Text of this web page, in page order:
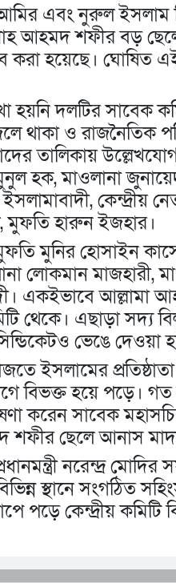
এবং নুরুল ইসলাম
আহমদ শফীর বড়
করা হয়েছে।
হয়নি দলটির
থাকা ও রাজনৈতিক
তালিকায়
হক, মাওলানা
কেন্দ্রীয়
মুফতি হারুন ইজহার।
মুনির হোসাইন
লোকমান মাজহারী,
একইভাবে আল্লামা
থেকে। এছাড়া সদ্য
ভেঙে দেওয়া
ইসলামের
বিভক্ত হয়ে পড়ে।
করেন সাবেক
শফীর ছেলে আনাস
নরেন্দ্র মোদির
স্থানে সংগঠিত
পড়ে কেন্দ্রীয় কমিটি